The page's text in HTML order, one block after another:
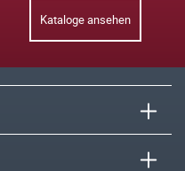
Kataloge ansehen